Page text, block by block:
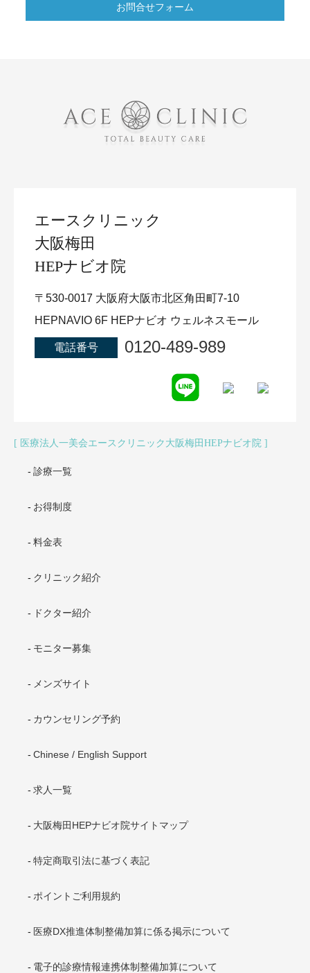
お問合せフォーム
エースクリニック
大阪梅田
HEPナビオ院
〒530-0017 大阪府大阪市北区角田町7-10
HEPNAVIO 6F HEPナビオ ウェルネスモール
電話番号 0120-489-989
医療法人一美会エースクリニック大阪梅田HEPナビオ院
診療一覧
お得制度
料金表
クリニック紹介
ドクター紹介
モニター募集
メンズサイト
カウンセリング予約
Chinese / English Support
求人一覧
大阪梅田HEPナビオ院サイトマップ
特定商取引法に基づく表記
ポイントご利用規約
医療DX推進体制整備加算に係る掲示について
電子的診療情報連携体制整備加算について